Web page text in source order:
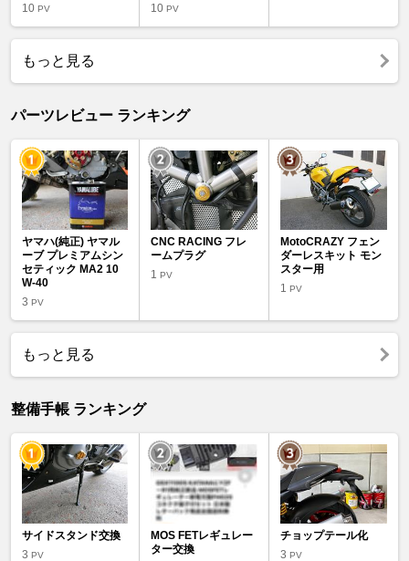
10 PV
10PV
もっと見る
パーツレビュー ランキング
ヤマハ(純正) ヤマル
ーブ プレミアムシン
セティック MA2 10
W-40
3 PV
CNC RACING フレ
ームプラグ
1PV
MotoCRAZY フェン
ダーレスキット モン
スター用
1 PV
もっと見る
整備手帳 ランキング
サイドスタンド交換
3 PV
MOS FETレギュレー
ター交換
チョップテール化
3 PV